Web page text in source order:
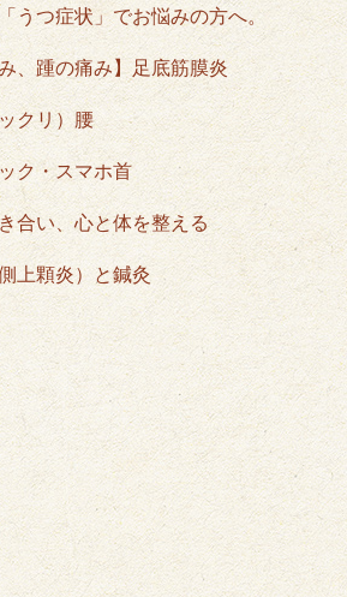
うつ症状」でお悩みの方へ。
、踵の痛み】足底筋膜炎
クリ）腰
ク・スマホ首
合い、心と体を整える
上顆炎）と鍼灸